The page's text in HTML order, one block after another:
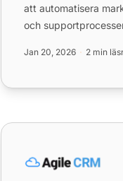
att automatisera
och
Jan 20, 2026 2 min
Agile CRM